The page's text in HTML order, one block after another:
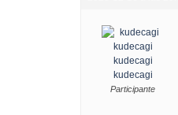
kudecagi
kudecagi
Participante